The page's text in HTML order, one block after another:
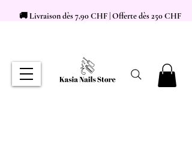
🚚 Livraison dès 7,90 CHF | Offerte dès 250 CHF